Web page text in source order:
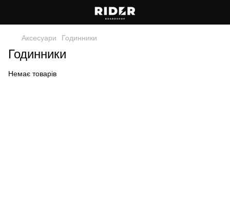
Аксесуари Годинники
Годинники
Немає товарів